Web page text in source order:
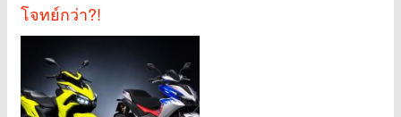
โจทย์กว่า?!